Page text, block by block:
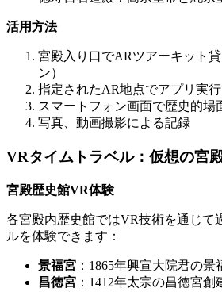
活用方法
宮殿入り口でARツアーキット
ン）
指定されたAR地点でアプリ実行
スマートフォン画面で歴史的場
写真、動画撮影による記録
VRタイムトラベル：仮想の宮
宮殿歴史館VR体験
各宮殿内歴史館ではVR技術を通じて
ルを体験できます：
景福宮 ：1865年興宣大院君の
昌徳宮 ：1412年太宗の昌徳宮創